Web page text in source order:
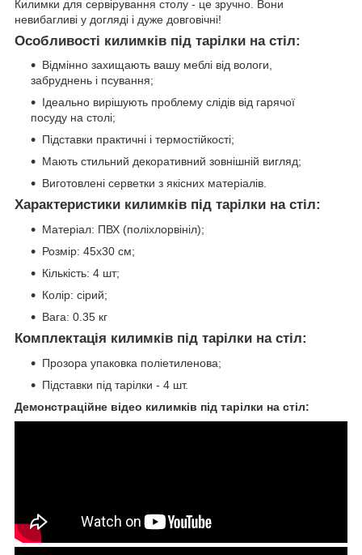
Килимки для сервірування столу - це зручно. Вони
невибагливі у догляді і дуже довговічні!
Особливості килимків під тарілки на стіл:
Відмінно захищають вашу меблі від вологи,
забруднень і псування;
Ідеально вирішують проблему слідів від гарячої
посуду на столі;
Підставки практичні і термостійкості;
Мають стильний декоративний зовнішній вигляд;
Виготовлені серветки з якісних матеріалів.
Характеристики килимків під тарілки на стіл:
Матеріал: ПВХ (поліхлорвініл);
Розмір: 45х30 см;
Кількість: 4 шт;
Колір: сірий;
Вага: 0.35 кг
Комплектація килимків під тарілки на стіл:
Прозора упаковка поліетиленова;
Підставки під тарілки - 4 шт.
Демонстраційне відео килимків під тарілки на стіл: